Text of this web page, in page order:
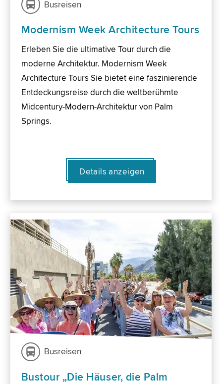
Busreisen
Modernism Week Architecture Tours
Erleben Sie die ultimative Tour durch die
moderne Architektur. Modernism Week
Architecture Tours Sie bietet eine faszinierende
Entdeckungsreise durch die weltberühmte
Midcentury-Modern-Architektur von Palm
Springs.
Details anzeigen
Busreisen
Bustour „Die Häuser, die Palm